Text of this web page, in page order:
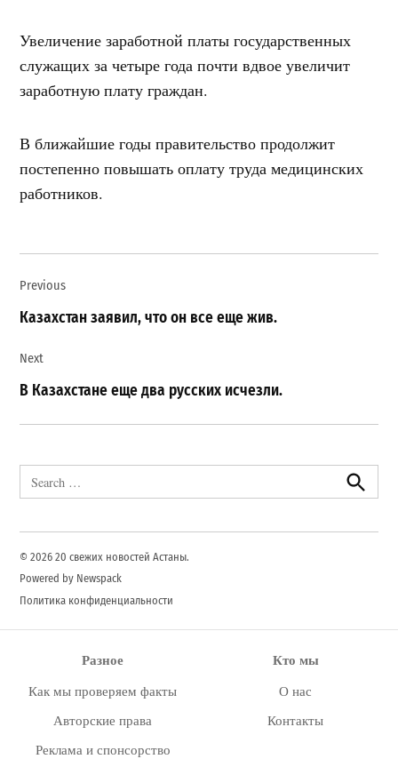
Увеличение заработной платы государственных
служащих за четыре года почти вдвое увеличит
заработную плату граждан.
В ближайшие годы правительство продолжит
постепенно повышать оплату труда медицинских
работников.
по
записям
Previous
Казахстан заявил, что он все еще жив.
Next
В Казахстане еще два русских исчезли.
for:
Search
© 2026 20 свежих новостей Астаны.
Powered by Newspack
Политика конфиденциальности
Разное
Как мы проверяем факты
Авторские права
Реклама и спонсорство
Кто мы
О нас
Контакты